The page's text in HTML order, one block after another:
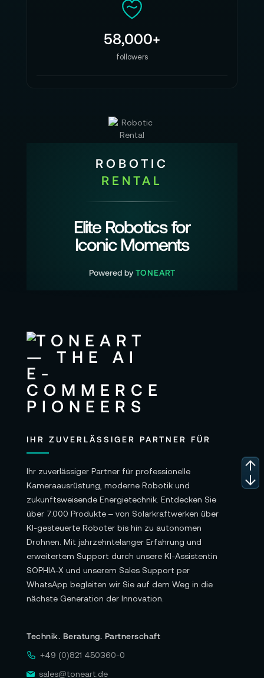
58,000+
followers
ROBOTIC
RENTAL
Elite Robotics for
Iconic Moments
Powered by TONEART
IHR ZUVERLÄSSIGER PARTNER FÜR
Ihr zuverlässiger Partner für professionelle
Kameraausrüstung, moderne Robotik und
zukunftsweisende Energietechnik. Entdecken Sie
über 7.000 Produkte – von Solarkraftwerken über
KI-gesteuerte Roboter bis hin zu autonomen
Drohnen. Mit jahrzehntelanger Erfahrung und
erweitertem Support durch unsere KI-Assistentin
SOPHIA-X und unserem Sales Support per
WhatsApp begleiten wir Sie auf dem Weg in die
nächste Generation der Innovation.
Technik. Beratung. Partnerschaft
+49 (0)821 450360-0
sales@toneart.de